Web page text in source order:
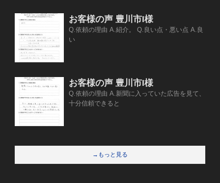
お客様の声 豊川市I様
Q.依頼の理由 A.紹介。 Q.良い点・悪い点 A.良
い
お客様の声 豊川市I様
Q.依頼の理由 A.新聞に入っていた広告を見て、
十分信頼できると
→もっと見る